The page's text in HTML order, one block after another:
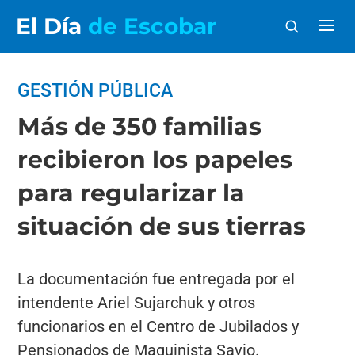
El Día de Escobar
GESTIÓN PÚBLICA
Más de 350 familias
recibieron los papeles
para regularizar la
situación de sus tierras
La documentación fue entregada por el
intendente Ariel Sujarchuk y otros
funcionarios en el Centro de Jubilados y
Pensionados de Maquinista Savio.